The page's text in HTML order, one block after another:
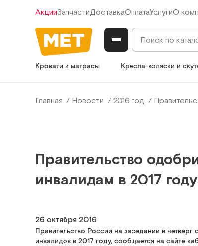
АкцииЗапчастиДоставкаОплатаУслугиО
Кровати и матрасы Кресла-коляски и
Главная Новости 2016 год
Правительство
инвалидам в 2017 году
26 октября 2016
Правительство России на заседании в
инвалидов в 2017 году, сообщается на сайте